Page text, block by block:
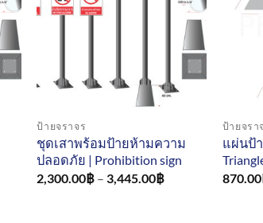
ป้ายจราจร
ชุดเสาพร้อมป้ายห้ามความ
ปลอดภัย | Prohibition sign
2,300.00฿ – 3,445.00฿Price
ป้ายจรา
แผ่นป้
870.00